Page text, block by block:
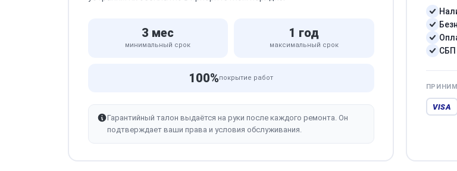
3 мес
минимальный срок
1 год
максимальный срок
100%покрытие работ
Гарантийный талон выдаётся на руки после каждого ремонта. Он
подтверждает ваши права и условия обслуживания.
СБП
VISA